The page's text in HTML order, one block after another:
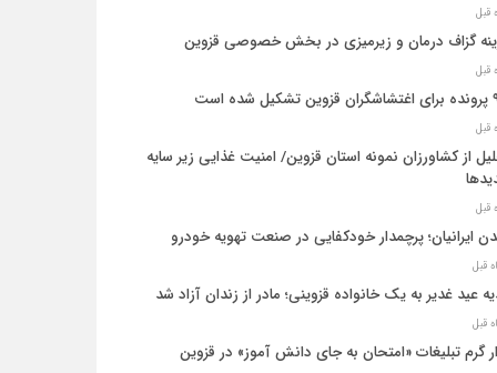
گزاف درمان و زیرمیزی در بخش خصوصی قزوین
است
از کشاورزان نمونه استان قزوین/ امنیت غذایی زیر سایه
ایرانیان؛ پرچمدار خودکفایی در صنعت تهویه خودرو
عید غدیر به یک خانواده قزوینی؛ مادر از زندان آزاد شد
گرم تبلیغات «امتحان به جای دانش‌ آموز» در قزوین